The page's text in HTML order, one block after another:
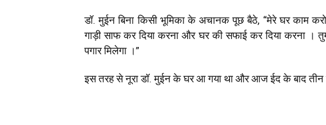
डॉ. मुईन बिना किसी भूमिका के अचानक पूछ बैठे, “मेरे घर काम
गाड़ी साफ कर दिया करना और घर की सफाई कर दिया करना ।
पगार मिलेगा ।”
इस तरह से नूरा डॉ. मुईन के घर आ गया था और आज ईद के बाद तीन